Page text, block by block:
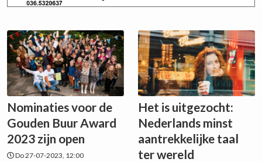
Nominaties voor de
Gouden Buur Award
2023 zijn open
Do 27-07-2023, 12:00
Het is uitgezocht:
Nederlands minst
aantrekkelijke taal
ter wereld